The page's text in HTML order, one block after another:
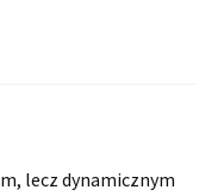
lecz dynamicznym